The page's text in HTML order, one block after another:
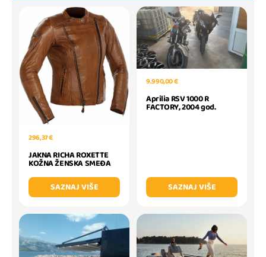
296,37 €
JAKNA RICHA ROXETTE
KOŽNA ŽENSKA SMEĐA
SAZNAJ VIŠE
9.990,00 €
Aprilia RSV 1000 R
FACTORY, 2004 god.
SAZNAJ VIŠE